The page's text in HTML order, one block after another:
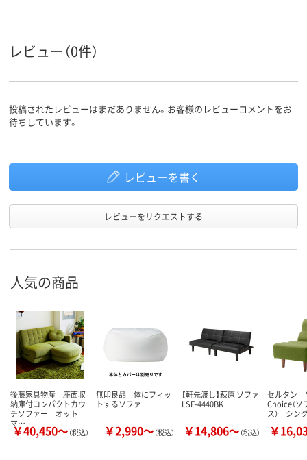
レビュー（0件）
投稿されたレビューはまだありません。お客様のレビューコメントをお
待ちしています。
レビューを書く
レビューをリクエストする
人気の商品
後藤家具物産 座面収
納庫付コンパクトカウ
チソファー オット
マ…
￥40,450～（税込）
無印良品 体にフィッ
トするソファ
￥2,990～（税込）
【軒先渡し】萩原 ソファ
LSF-4440BK
￥14,806～（税込）
セルタン
Choice（ソ
ス） シ
￥